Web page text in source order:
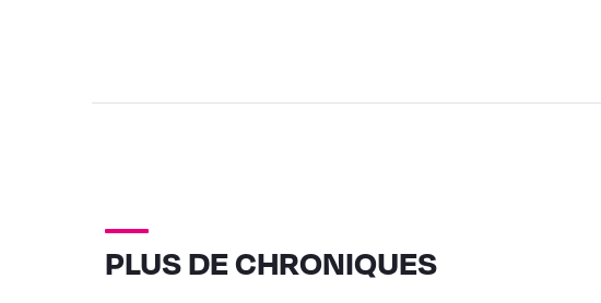
PLUS DE CHRONIQUES